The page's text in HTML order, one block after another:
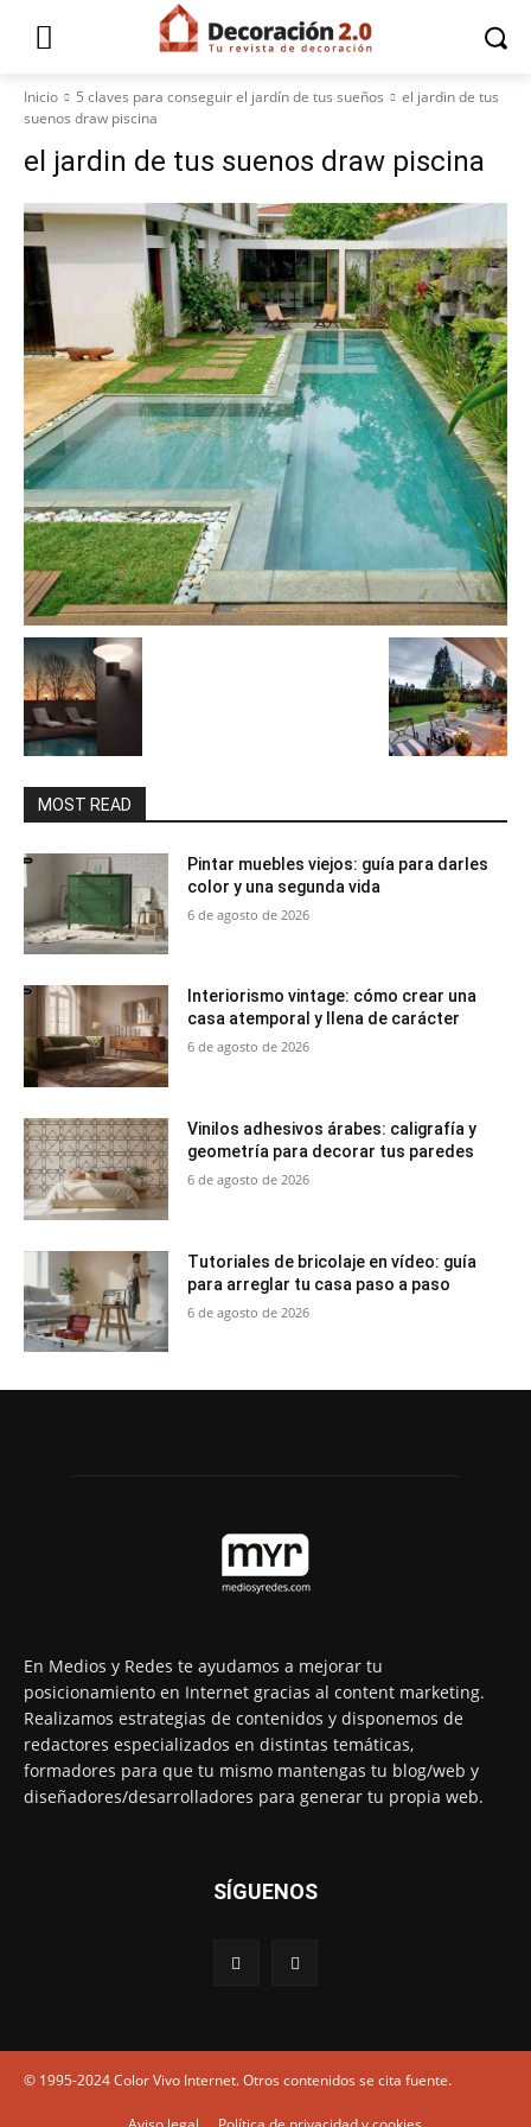
Inicio 5 claves para conseguir el jardín de tus sueños
el jardin de tus
suenos draw piscina
el jardin de tus suenos draw piscina
MOST READ
Pintar muebles viejos: guía para darles
color y una segunda vida
6 de agosto de 2026
Interiorismo vintage: cómo crear una
casa atemporal y llena de carácter
6 de agosto de 2026
Vinilos adhesivos árabes: caligrafía y
geometría para decorar tus paredes
6 de agosto de 2026
Tutoriales de bricolaje en vídeo: guía
para arreglar tu casa paso a paso
6 de agosto de 2026
En Medios y Redes te ayudamos a mejorar tu
posicionamiento en Internet gracias al content marketing.
Realizamos estrategias de contenidos y disponemos de
redactores especializados en distintas temáticas,
formadores para que tu mismo mantengas tu blog/web y
diseñadores/desarrolladores para generar tu propia web.
SÍGUENOS
© 1995-2024 Color Vivo Internet. Otros contenidos se cita fuente.